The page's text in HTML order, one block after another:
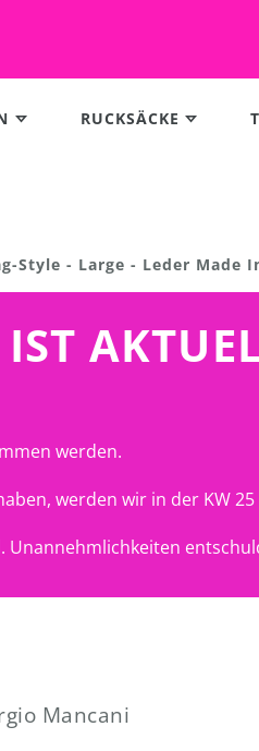
RUCKSÄCKE
Style - Large - Leder Made
werden.
werden wir in der KW
Mancani